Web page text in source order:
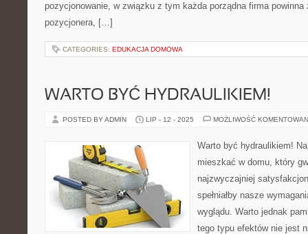
pozycjonowanie, w związku z tym każda porządna firma powinna
pozycjonera, […]
CATEGORIES: EDUKACJA DOMOWA
WARTO BYĆ HYDRAULIKIEM!
POSTED BY ADMIN LIP - 12 - 2025 MOŻLIWOŚĆ
Warto być hydraulikiem!
mieszkać w domu, który
najzwyczajniej
spełniałby nasze
wyglądu. Warto jednak
tego typu efektów nie jest